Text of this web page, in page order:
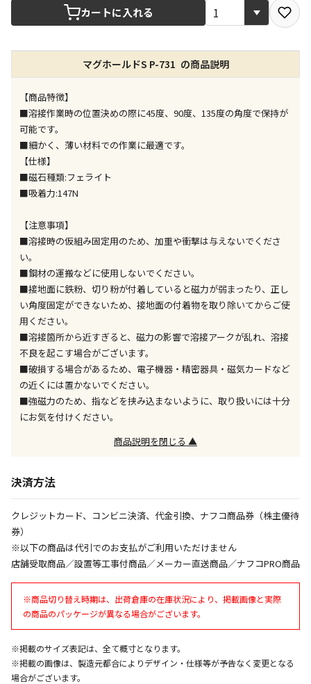
できません）
※同時購入の商品は、全て同じ店舗での受取となりま
す
特定の店舗のみで受取ができる商品です（宅配便での
お届けができません）
す
委託業者によりお届けする商品です
※ほか商品との同時購入はできません。お手数です
※電話注文はできません。
ません）
※「宅配・店舗受取」「宅配のみ」マークの商品のみ
同時購入が可能です
午前9時までのご注文確定した商品については、当日に
出荷いたします。
ただし、メーカーの営業日に基づき出荷手続きを行う
ため、通常よりお時間をいただく場合がございます。
また、日曜・祝日や年末年始などの長期休業期間中
は、休業明けからの出荷対応となります。
お見積商品です。金額・施工日はお打ち合わせの上、
決定となります。
エアコンの取付工事が必要な商品です。別途費用が発
生する場合がございます。
商品購入個数ごとに送料がかかる商品です
カートに入れる
マグホールドS P-731 の商品説明
【商品特徴】
■溶接作業時の位置決めの際に45度、90度、135度の角度で保持が
可能です。
■細かく、薄い材料での作業に最適です。
【仕様】
■磁石種類:フェライト
■吸着力:147N
【注意事項】
■溶接時の仮組み固定用のため、加重や衝撃は与えないでくださ
い。
■鋼材の運搬などに使用しないでください。
■接地面に鉄粉、切り粉が付着していると磁力が弱まったり、正し
い角度固定ができないため、接地面の付着物を取り除いてからご使
用ください。
■溶接箇所から近すぎると、磁力の影響で溶接アークが乱れ、溶接
不良を起こす場合がございます。
■破損する場合があるため、電子機器・精密器具・磁気カードなど
の近くには置かないでください。
■強磁力のため、指などを挟み込まないように、取り扱いには十分
にお気を付けください。
商品説明を閉じる ▲
決済方法
クレジットカード、コンビニ決済、代金引換、ナフコ商品券（株主優待
券）
※以下の商品は代引でのお支払がご利用いただけません
店舗受取商品／設置等工事付商品／メーカー直送商品／ナフコPRO商品
※商品切り替え時期は、出荷倉庫の在庫状況により、掲載画像と実際
の商品のパッケージが異なる場合がございます。
※掲載のサイズ表記は、全て概寸となります。
※掲載の画像は、製造元都合によりデザイン・仕様等が予告なく変更となる
場合がございます。